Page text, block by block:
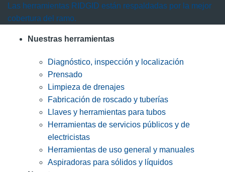
Las herramientas RIDGID están respaldadas por la mejor
cobertura del ramo.
Nuestras herramientas
Diagnóstico, inspección y localización
Prensado
Limpieza de drenajes
Fabricación de roscado y tuberías
Llaves y herramientas para tubos
Herramientas de servicios públicos y de
electricistas
Herramientas de uso general y manuales
Aspiradoras para sólidos y líquidos